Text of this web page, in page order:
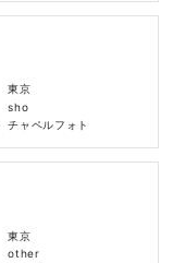
東京
sho
チャペルフォト
東京
other